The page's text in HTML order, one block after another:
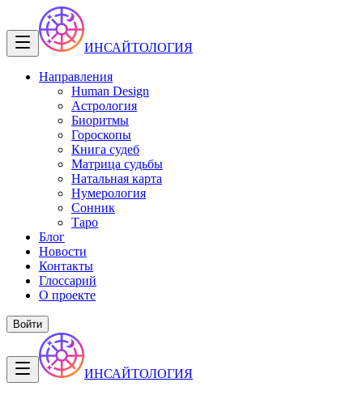
ИНСАЙТОЛОГИЯ
Направления
Human Design
Астрология
Биоритмы
Гороскопы
Книга судеб
Матрица судьбы
Натальная карта
Нумерология
Сонник
Таро
Блог
Новости
Контакты
Глоссарий
О проекте
Войти
ИНСАЙТОЛОГИЯ